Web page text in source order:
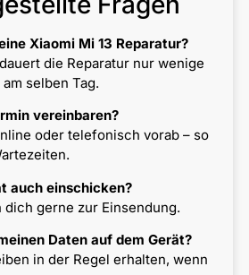
Xiaomi Mi 13 Reparatur?
die Reparatur nur wenige
selben Tag.
vereinbaren?
oder telefonisch vorab – so
auch einschicken?
gerne zur Einsendung.
Daten auf dem Gerät?
in der Regel erhalten, wenn